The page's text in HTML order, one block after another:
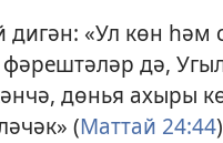
дигән: «Ул көн
фәрештәләр дә,
дөнья ахыры
(Маттай 24:44